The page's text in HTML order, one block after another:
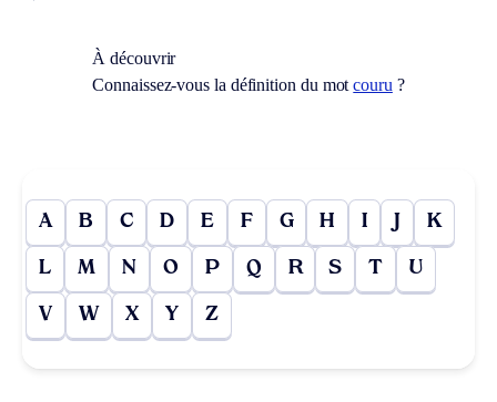
À découvrir
Connaissez-vous la définition du motcouru ?
A B C D E F G H I J K
L M N O P Q R S T U
V W X Y Z